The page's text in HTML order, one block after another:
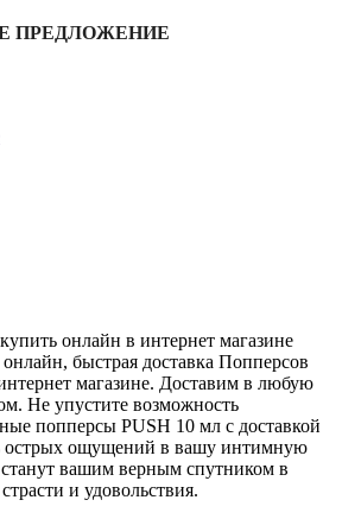
ПРЕДЛОЖЕНИЕ
онлайн в интернет магазине
быстрая доставка Попперсов
магазине. Доставим в любую
Не упустите возможность
попперсы PUSH 10 мл с доставкой
острых ощущений в вашу интимную
вашим верным спутником в
и удовольствия.